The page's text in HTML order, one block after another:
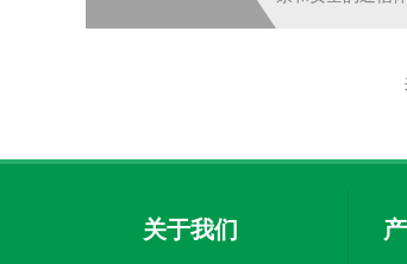
关于我们